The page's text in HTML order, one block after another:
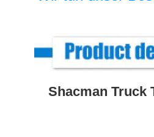
Shacman Truck